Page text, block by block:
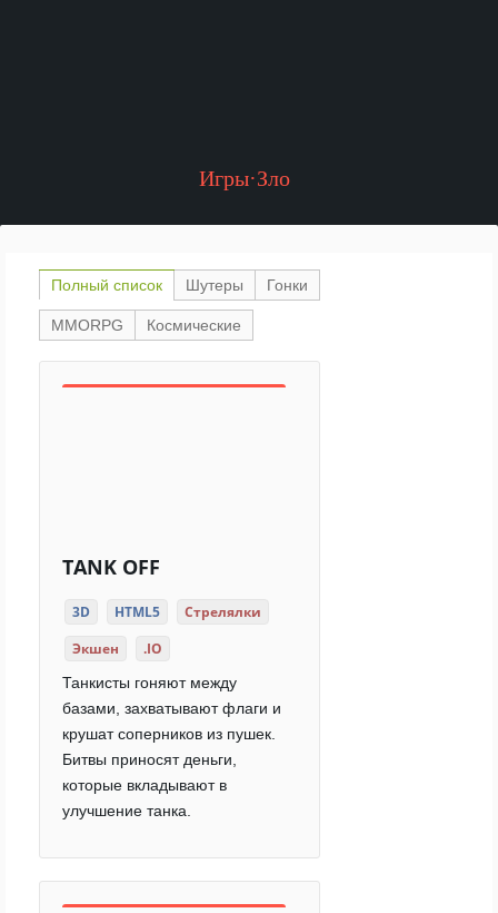
Игры·Зло
Полный список Шутеры Гонки
MMORPG Космические
TANK OFF
3D HTML5
Стрелялки
Экшен
.IO
Танкисты гоняют между
базами, захватывают флаги и
крушат соперников из пушек.
Битвы приносят деньги,
которые вкладывают в
улучшение танка.